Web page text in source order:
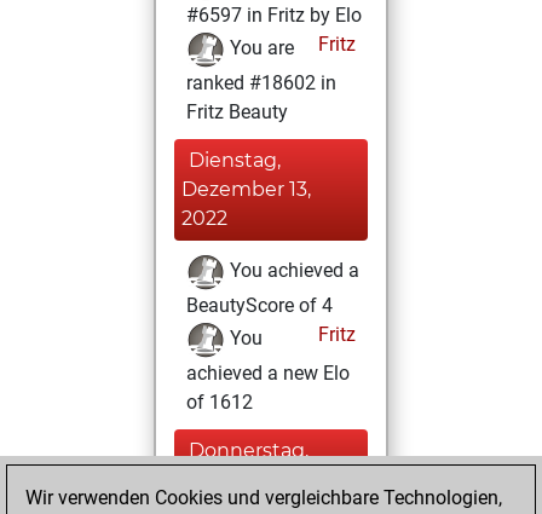
#6597 in Fritz by Elo
Fritz
You are
ranked #18602 in
Fritz Beauty
Dienstag,
Dezember 13,
2022
You achieved a
BeautyScore of 4
Fritz
You
achieved a new Elo
of 1612
Donnerstag,
Wir verwenden Cookies und vergleichbare Technologien,